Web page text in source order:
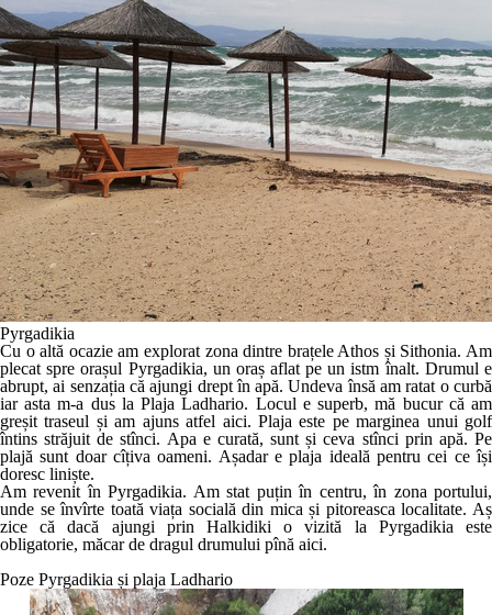
Pyrgadikia
Cu o altă ocazie am explorat zona dintre brațele Athos și Sithonia. Am
plecat spre orașul Pyrgadikia, un oraș aflat pe un istm înalt. Drumul e
abrupt, ai senzația că ajungi drept în apă. Undeva însă am ratat o curbă
iar asta m-a dus la Plaja Ladhario. Locul e superb, mă bucur că am
greșit traseul și am ajuns atfel aici. Plaja este pe marginea unui golf
întins străjuit de stînci. Apa e curată, sunt și ceva stînci prin apă. Pe
plajă sunt doar cîțiva oameni. Așadar e plaja ideală pentru cei ce își
doresc liniște.
Am revenit în Pyrgadikia. Am stat puțin în centru, în zona portului,
unde se învîrte toată viața socială din mica și pitoreasca localitate. Aș
zice că dacă ajungi prin Halkidiki o vizită la Pyrgadikia este
obligatorie, măcar de dragul drumului pînă aici.
Poze Pyrgadikia și plaja Ladhario